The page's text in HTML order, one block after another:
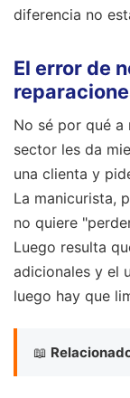
diferencia no
El error de
No sé por qué a
sector les da
una clienta y
La manicurista,
no quiere
Luego resulta
adicionales y el
luego hay que
📖